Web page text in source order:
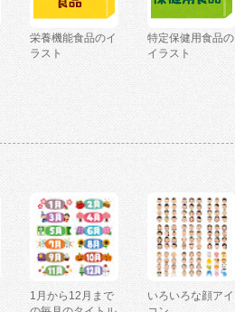
栄養機能食品のイ
ラスト
特定保健用食品の
イラスト
1月から12月まで
いろいろな顔アイ